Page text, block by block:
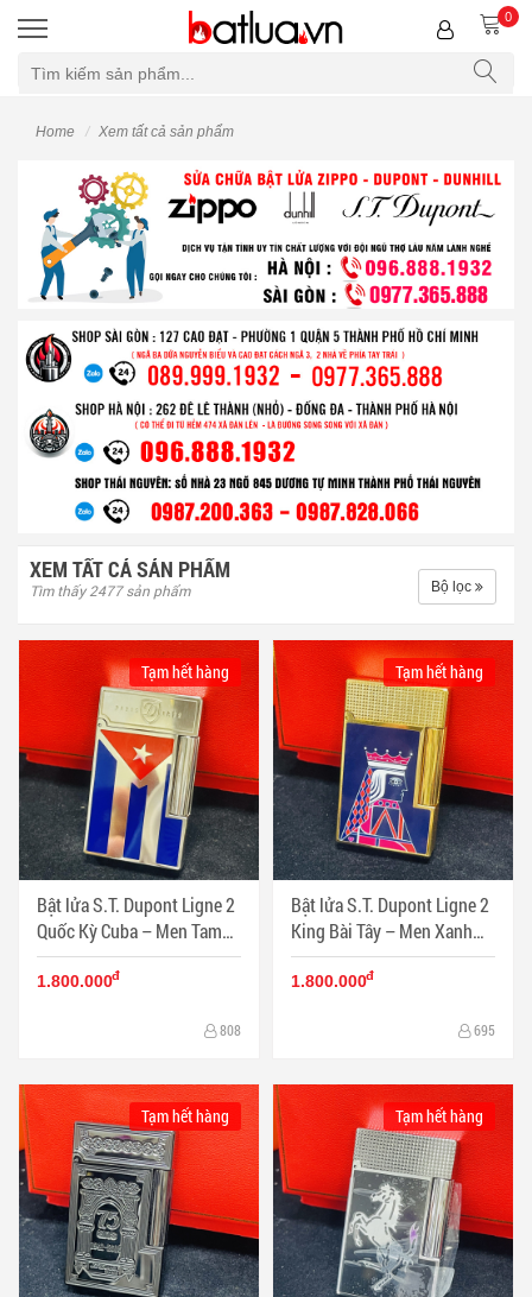
0
Home Xem tất cả sản phẩm
XEM TẤT CẢ SẢN PHẨM
Tìm thấy 2477 sản phẩm Bộ lọc
Bật lửa S.T. Dupont Ligne 2
Quốc Kỳ Cuba – Men Tam
Sắc Tự Do - Mã SP: DP0085
Tạm hết hàng
1.800.000đ
808
Bật lửa S.T. Dupont Ligne 2
King Bài Tây – Men Xanh
Navy Vỏ Vàng Guilloché -
Mã SP: DP0084
Tạm hết hàng
1.800.000đ
695
Tạm hết hàng Tạm hết hàng